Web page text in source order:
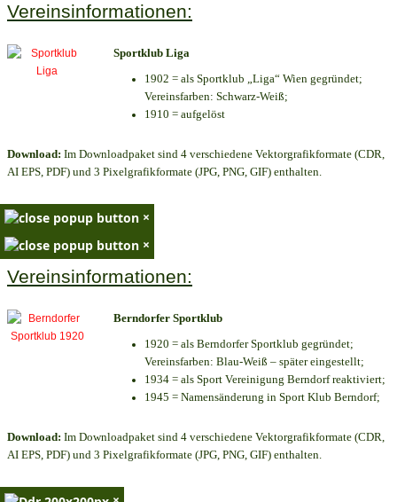
Vereinsinformationen:
Sportklub Liga
1902 = als Sportklub „Liga“ Wien gegründet;
Vereinsfarben: Schwarz-Weiß;
1910 = aufgelöst
Download: Im Downloadpaket sind 4 verschiedene Vektorgrafikformate (CDR,
AI EPS, PDF) und 3 Pixelgrafikformate (JPG, PNG, GIF) enthalten.
×
×
Vereinsinformationen:
Berndorfer Sportklub
1920 = als Berndorfer Sportklub gegründet;
Vereinsfarben: Blau-Weiß – später eingestellt;
1934 = als Sport Vereinigung Berndorf reaktiviert;
1945 = Namensänderung in Sport Klub Berndorf;
Download: Im Downloadpaket sind 4 verschiedene Vektorgrafikformate (CDR,
AI EPS, PDF) und 3 Pixelgrafikformate (JPG, PNG, GIF) enthalten.